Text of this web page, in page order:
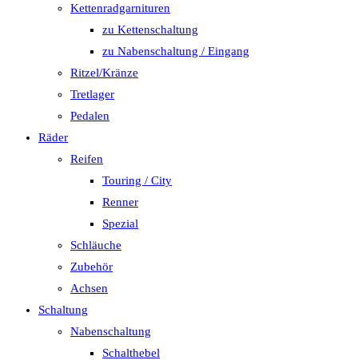
Kettenradgarnituren
zu Kettenschaltung
zu Nabenschaltung / Eingang
Ritzel/Kränze
Tretlager
Pedalen
Räder
Reifen
Touring / City
Renner
Spezial
Schläuche
Zubehör
Achsen
Schaltung
Nabenschaltung
Schalthebel